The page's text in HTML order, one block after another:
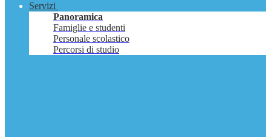
Servizi
Panoramica
Famiglie e studenti
Personale scolastico
Percorsi di studio